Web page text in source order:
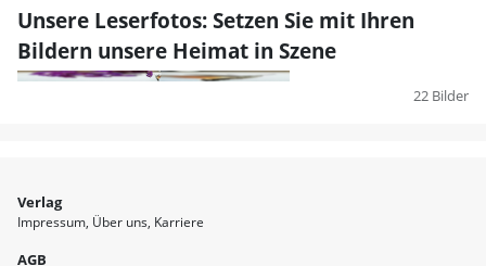
Unsere Leserfotos: Setzen Sie mit Ihren
Bildern unsere Heimat in Szene
22 Bilder
Verlag
Impressum Über uns Karriere
AGB